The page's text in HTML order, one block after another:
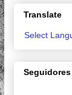
Translate
Select
Seguidores